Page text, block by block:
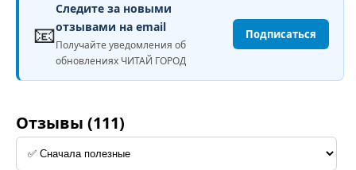
📧
Следите за новыми
отзывами на email
Получайте уведомления об
обновлениях ЧИТАЙ ГОРОД
Подписаться
Отзывы (111)